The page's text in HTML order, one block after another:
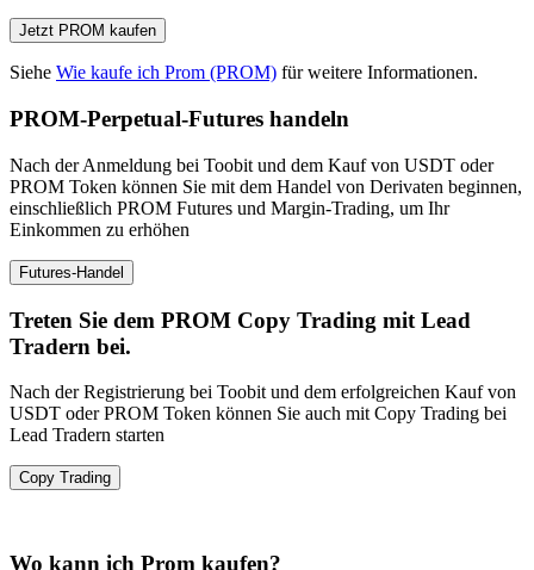
Jetzt PROM kaufen
Siehe Wie kaufe ich Prom (PROM) für weitere Informationen.
PROM-Perpetual-Futures handeln
Nach der Anmeldung bei Toobit und dem Kauf von USDT oder
PROM Token können Sie mit dem Handel von Derivaten beginnen,
einschließlich PROM Futures und Margin-Trading, um Ihr
Einkommen zu erhöhen
Futures-Handel
Treten Sie dem PROM Copy Trading mit Lead
Tradern bei.
Nach der Registrierung bei Toobit und dem erfolgreichen Kauf von
USDT oder PROM Token können Sie auch mit Copy Trading bei
Lead Tradern starten
Copy Trading
Wo kann ich Prom kaufen?